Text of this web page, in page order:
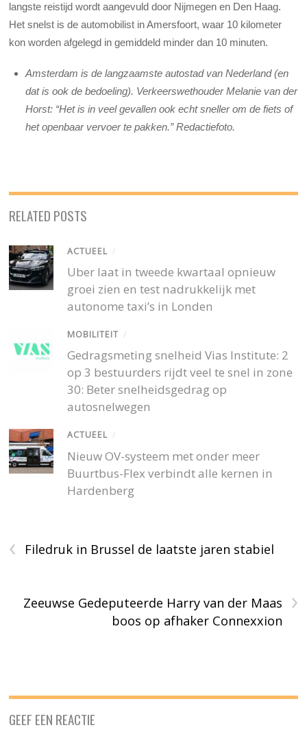
langste reistijd wordt aangevuld door Nijmegen en Den Haag.
Het snelst is de automobilist in Amersfoort, waar 10 kilometer
kon worden afgelegd in gemiddeld minder dan 10 minuten.
Amsterdam is de langzaamste autostad van Nederland (en
dat is ook de bedoeling). Verkeerswethouder Melanie van der
Horst: “Het is in veel gevallen ook echt sneller om de fiets of
het openbaar vervoer te pakken.” Redactiefoto.
RELATED POSTS
ACTUEEL /
Uber laat in tweede kwartaal opnieuw
groei zien en test nadrukkelijk met
autonome taxi’s in Londen
MOBILITEIT /
Gedragsmeting snelheid Vias Institute: 2
op 3 bestuurders rijdt veel te snel in zone
30: Beter snelheidsgedrag op
autosnelwegen
ACTUEEL /
Nieuw OV-systeem met onder meer
Buurtbus-Flex verbindt alle kernen in
Hardenberg
‹ Filedruk in Brussel de laatste jaren stabiel
›
Zeeuwse Gedeputeerde Harry van der Maas
boos op afhaker Connexxion
GEEF EEN REACTIE